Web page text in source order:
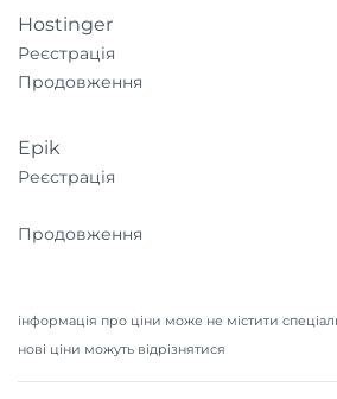
Hostinger
Реєстрація
Продовження
Epik
Реєстрація
Продовження
інформація про ціни може не містити
нові ціни можуть відрізнятися